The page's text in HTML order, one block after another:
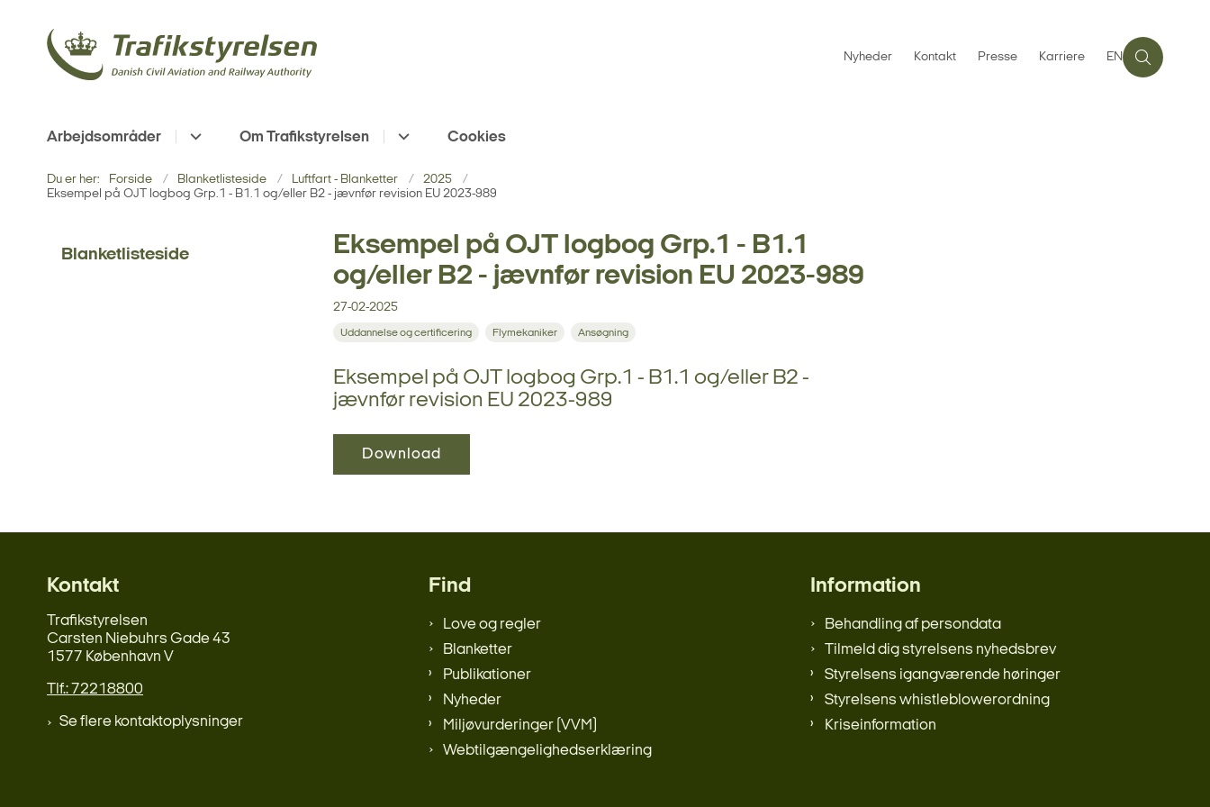
Nyheder Kontakt Presse Karriere EN
Arbejdsområder Om Trafikstyrelsen Cookies
Du er her: Forside Blanketlisteside Luftfart - Blanketter
2025
Eksempel på OJT logbog Grp.1 - B1.1 og/eller B2 - jævnfør revision EU 2023-989
Blanketlisteside
Eksempel på OJT logbog Grp.1 - B1.1
og/eller B2 - jævnfør revision EU 2023-989
27-02-2025
Uddannelse og certificering Flymekaniker Ansøgning
Eksempel på OJT logbog Grp.1 - B1.1 og/eller B2 -
jævnfør revision EU 2023-989
Download
Kontakt
Trafikstyrelsen
Carsten Niebuhrs Gade 43
1577 København V
Tlf.: 72218800
Se flere kontaktoplysninger
Find
Love og regler
Blanketter
Publikationer
Nyheder
Miljøvurderinger (VVM)
Webtilgængelighedserklæring
Information
Behandling af persondata
Tilmeld dig styrelsens nyhedsbrev
Styrelsens igangværende høringer
Styrelsens whistleblowerordning
Kriseinformation